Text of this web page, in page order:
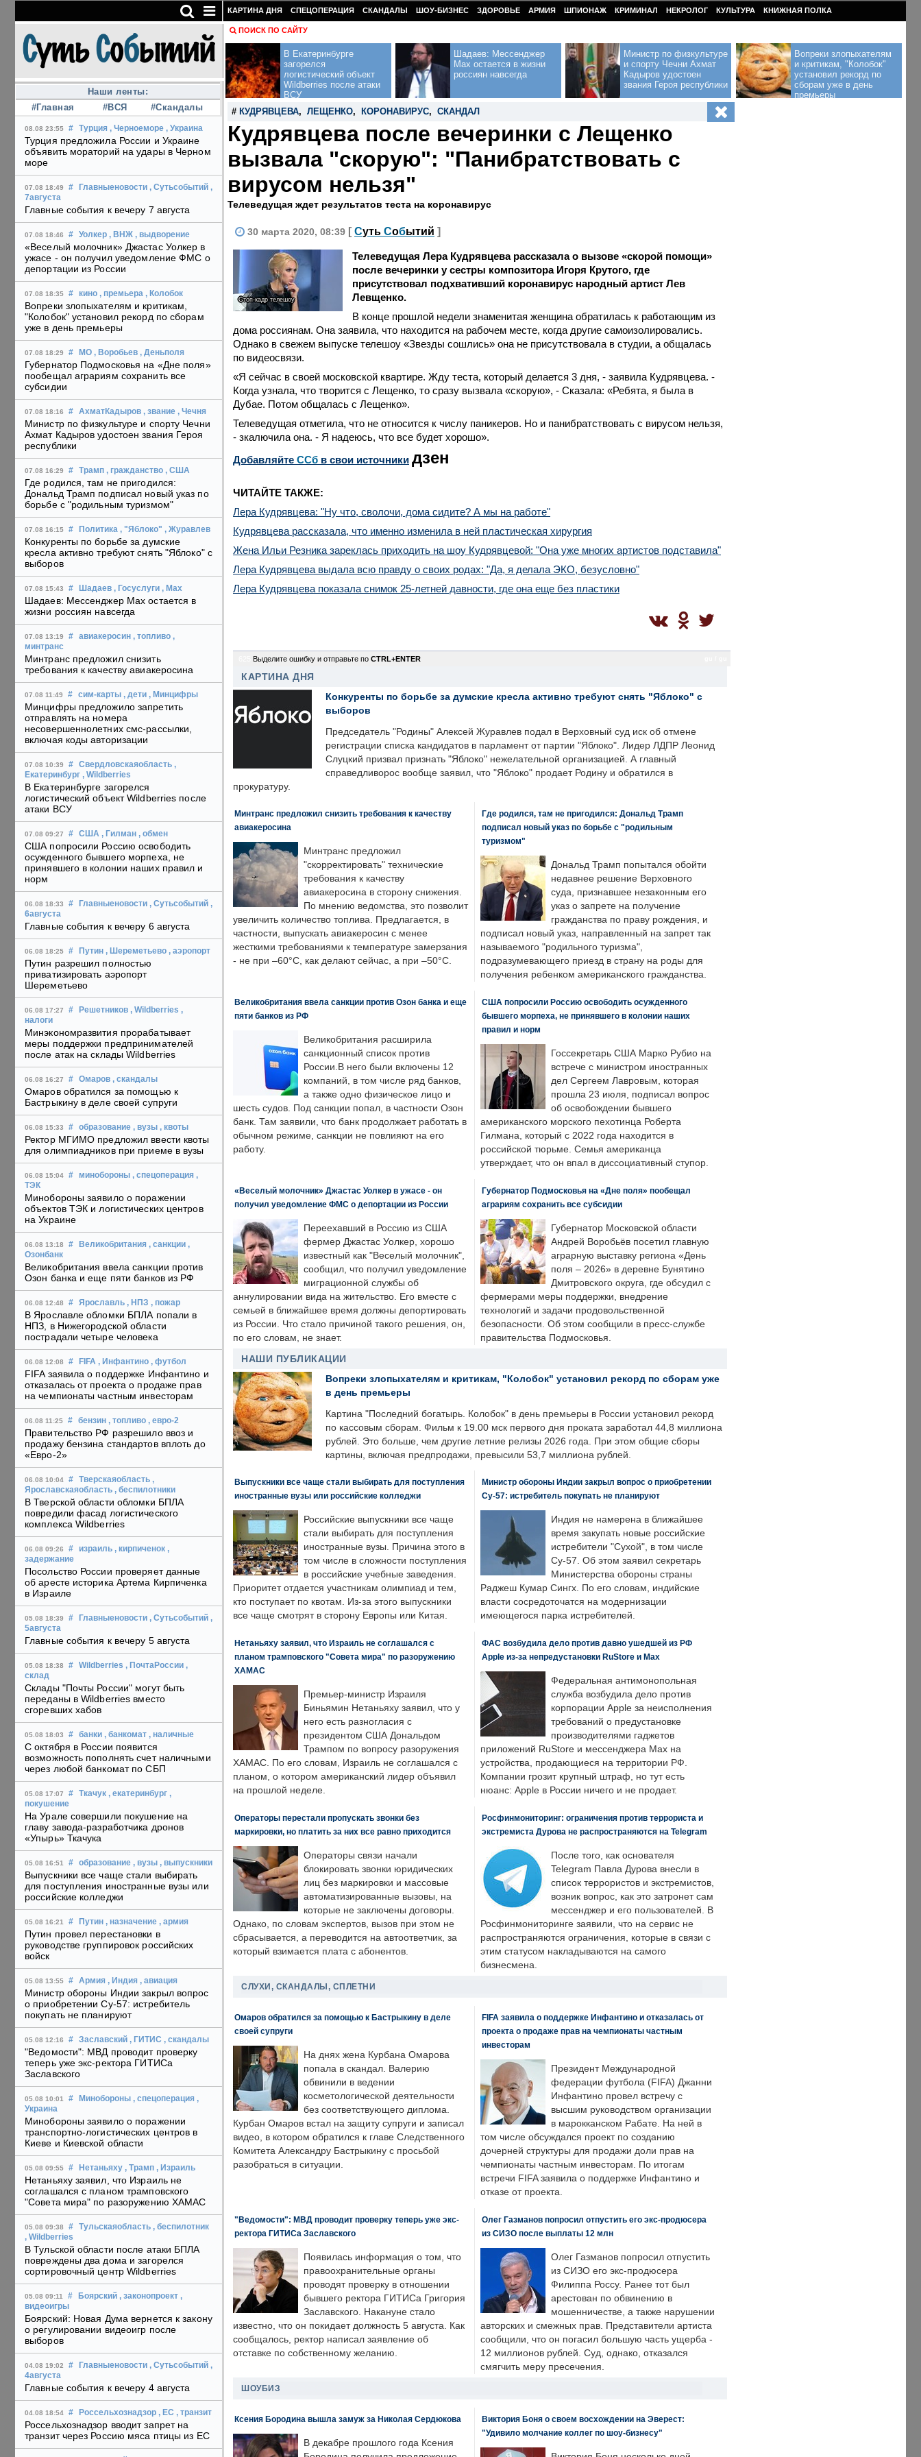
Наши ленты:
#Главная
#ВСЯ #Скандалы
08.08 23:55 # Турция , Черноеморе , Украина
Турция предложила России и Украине
объявить мораторий на удары в Черном
море
07.08 18:49 # Главныеновости , Сутьсобытий ,
7августа
Главные события к вечеру 7 августа
07.08 18:46 # Уолкер , ВНЖ , выдворение
«Веселый молочник» Джастас Уолкер в
ужасе - он получил уведомление ФМС о
депортации из России
07.08 18:35 # кино , премьера , Колобок
Вопреки злопыхателям и критикам,
"Колобок" установил рекорд по сборам
уже в день премьеры
07.08 18:29 # МО , Воробьев , Деньполя
Губернатор Подмосковья на «Дне поля»
пообещал аграриям сохранить все
субсидии
07.08 18:16 # АхматКадыров , звание , Чечня
Министр по физкультуре и спорту Чечни
Ахмат Кадыров удостоен звания Героя
республики
07.08 16:29 # Трамп , гражданство , США
Где родился, там не пригодился:
Дональд Трамп подписал новый указ по
борьбе с "родильным туризмом"
07.08 16:15 # Политика , "Яблоко" , Журавлев
Конкуренты по борьбе за думские
кресла активно требуют снять "Яблоко" с
выборов
07.08 15:43 # Шадаев , Госуслуги , Max
Шадаев: Мессенджер Max остается в
жизни россиян навсегда
07.08 13:19 # авиакеросин , топливо ,
минтранс
Минтранс предложил снизить
требования к качеству авиакеросина
07.08 11:49 # сим-карты , дети , Минцифры
Минцифры предложило запретить
отправлять на номера
несовершеннолетних смс-рассылки,
включая коды авторизации
07.08 10:39 # Свердловскаяобласть ,
Екатеринбург , Wildberries
В Екатеринбурге загорелся
логистический объект Wildberries после
атаки ВСУ
07.08 09:27 # США , Гилман , обмен
США попросили Россию освободить
осужденного бывшего морпеха, не
принявшего в колонии наших правил и
норм
06.08 18:33 # Главныеновости , Сутьсобытий ,
6августа
Главные события к вечеру 6 августа
06.08 18:25 # Путин , Шереметьево , аэропорт
Путин разрешил полностью
приватизировать аэропорт
Шереметьево
06.08 17:27 # Решетников , Wildberries ,
налоги
Минэкономразвития прорабатывает
меры поддержки предпринимателей
после атак на склады Wildberries
06.08 16:27 # Омаров , скандалы
Омаров обратился за помощью к
Бастрыкину в деле своей супруги
06.08 15:33 # образование , вузы , квоты
Ректор МГИМО предложил ввести квоты
для олимпиадников при приеме в вузы
06.08 15:04 # минобороны , спецоперация ,
ТЭК
Минобороны заявило о поражении
объектов ТЭК и логистических центров
на Украине
06.08 13:18 # Великобритания , санкции ,
Озонбанк
Великобритания ввела санкции против
Озон банка и еще пяти банков из РФ
06.08 12:48 # Ярославль , НПЗ , пожар
В Ярославле обломки БПЛА попали в
НПЗ, в Нижегородской области
пострадали четыре человека
06.08 12:08 # FIFA , Инфантино , футбол
FIFA заявила о поддержке Инфантино и
отказалась от проекта о продаже прав
на чемпионаты частным инвесторам
06.08 11:25 # бензин , топливо , евро-2
Правительство РФ разрешило ввоз и
продажу бензина стандартов вплоть до
«Евро-2»
06.08 10:04 # Тверскаяобласть ,
Ярославскаяобласть , беспилотники
В Тверской области обломки БПЛА
повредили фасад логистического
комплекса Wildberries
06.08 09:26 # израиль , кирпиченок ,
задержание
Посольство России проверяет данные
об аресте историка Артема Кирпиченка
в Израиле
05.08 18:39 # Главныеновости , Сутьсобытий ,
5августа
Главные события к вечеру 5 августа
05.08 18:38 # Wildberries , ПочтаРоссии ,
склад
Склады "Почты России" могут быть
переданы в Wildberries вместо
сгоревших хабов
05.08 18:03 # банки , банкомат , наличные
С октября в России появится
возможность пополнять счет наличными
через любой банкомат по СБП
05.08 17:07 # Ткачук , екатеринбург ,
покушение
На Урале совершили покушение на
главу завода-разработчика дронов
«Упырь» Ткачука
05.08 16:51 # образование , вузы , выпускники
Выпускники все чаще стали выбирать
для поступления иностранные вузы или
российские колледжи
05.08 16:21 # Путин , назначение , армия
Путин провел перестановки в
руководстве группировок российских
войск
05.08 13:55 # Армия , Индия , авиация
Министр обороны Индии закрыл вопрос
о приобретении Су-57: истребитель
покупать не планируют
05.08 12:16 # Заславский , ГИТИС , скандалы
"Ведомости": МВД проводит проверку
теперь уже экс-ректора ГИТИСа
Заславского
05.08 10:01 # Минобороны , спецоперация ,
Украина
Минобороны заявило о поражении
транспортно-логистических центров в
Киеве и Киевской области
05.08 09:55 # Нетаньяху , Трамп , Израиль
Нетаньяху заявил, что Израиль не
соглашался с планом трамповского
"Совета мира" по разоружению ХАМАС
05.08 09:38 # Тульскаяобласть , беспилотник
, Wildberries
В Тульской области после атаки БПЛА
повреждены два дома и загорелся
сортировочный центр Wildberries
05.08 09:11 # Боярский , законопроект ,
видеоигры
Боярский: Новая Дума вернется к закону
о регулировании видеоигр после
выборов
04.08 19:02 # Главныеновости , Сутьсобытий ,
4августа
Главные события к вечеру 4 августа
04.08 18:54 # Россельхознадзор , ЕС , транзит
Россельхознадзор вводит запрет на
транзит через Россию мяса птицы из ЕС
КАРТИНА ДНЯ СПЕЦОПЕРАЦИЯ СКАНДАЛЫ ШОУ-БИЗНЕС ЗДОРОВЬЕ АРМИЯ ШПИОНАЖ КРИМИНАЛ НЕКРОЛОГ КУЛЬТУРА КНИЖНАЯ ПОЛКА
ПОИСК ПО САЙТУ
В Екатеринбурге
загорелся
логистический объект
Wildberries после атаки
ВСУ
Шадаев: Мессенджер
Max остается в жизни
россиян навсегда
Министр по физкультуре
и спорту Чечни Ахмат
Кадыров удостоен
звания Героя республики
Вопреки злопыхателям
и критикам, "Колобок"
установил рекорд по
сборам уже в день
премьеры
# КУДРЯВЦЕВА, ЛЕЩЕНКО, КОРОНАВИРУС, СКАНДАЛ
Кудрявцева после вечеринки с Лещенко
вызвала "скорую": "Панибратствовать с
вирусом нельзя"
Телеведущая ждет результатов теста на коронавирус
30 марта 2020, 08:39 [ Суть Событий ]
Стоп-кадр телешоу
Телеведущая Лера Кудрявцева рассказала о вызове «скорой помощи»
после вечеринки у сестры композитора Игоря Крутого, где
присутствовал подхвативший коронавирус народный артист Лев
Левщенко.
В конце прошлой недели знаменитая женщина обратилась к работающим из
дома россиянам. Она заявила, что находится на рабочем месте, когда другие самоизолировались.
Однако в свежем выпуске телешоу «Звезды сошлись» она не присутствовала в студии, а общалась
по видеосвязи.
«Я сейчас в своей московской квартире. Жду теста, который делается 3 дня, - заявила Кудрявцева. -
Когда узнала, что творится с Лещенко, то сразу вызвала «скорую», - Сказала: «Ребята, я была в
Дубае. Потом общалась с Лещенко».
Телеведущая отметила, что не относится к числу паникеров. Но и панибратствовать с вирусом нельзя,
- зкалючила она. - Я надеюсь, что все будет хорошо».
Добавляйте CСб в свои источники дзен
ЧИТАЙТЕ ТАКЖЕ:
Лера Кудрявцева: "Ну что, сволочи, дома сидите? А мы на работе"
Кудрявцева рассказала, что именно изменила в ней пластическая хирургия
Жена Ильи Резника зареклась приходить на шоу Кудрявцевой: "Она уже многих артистов подставила"
Лера Кудрявцева выдала всю правду о своих родах: "Да, я делала ЭКО, безусловно"
Лера Кудрявцева показала снимок 25-летней давности, где она еще без пластики
Выделите ошибку и отправьте по CTRL+ENTER
КАРТИНА ДНЯ
Конкуренты по борьбе за думские кресла активно требуют снять "Яблоко" с
выборов
Председатель "Родины" Алексей Журавлев подал в Верховный суд иск об отмене
регистрации списка кандидатов в парламент от партии "Яблоко". Лидер ЛДПР Леонид
Слуцкий призвал признать "Яблоко" нежелательной организацией. А главный
справедливорос вообще заявил, что "Яблоко" продает Родину и обратился в
прокуратуру.
Минтранс предложил снизить требования к качеству
авиакеросина
Минтранс предложил
"скорректировать" технические
требования к качеству
авиакеросина в сторону снижения.
По мнению ведомства, это позволит
увеличить количество топлива. Предлагается, в
частности, выпускать авиакеросин с менее
жесткими требованиями к температуре замерзания
- не при –60°C, как делают сейчас, а при –50°C.
Где родился, там не пригодился: Дональд Трамп
подписал новый указ по борьбе с "родильным
туризмом"
Дональд Трамп попытался обойти
недавнее решение Верховного
суда, признавшее незаконным его
указ о запрете на получение
гражданства по праву рождения, и
подписал новый указ, направленный на запрет так
называемого "родильного туризма",
подразумевающего приезд в страну на роды для
получения ребенком американского гражданства.
Великобритания ввела санкции против Озон банка и еще
пяти банков из РФ
Великобритания расширила
санкционный список против
России.В него были включены 12
компаний, в том числе ряд банков,
а также одно физическое лицо и
шесть судов. Под санкции попал, в частности Озон
банк. Там заявили, что банк продолжает работать в
обычном режиме, санкции не повлияют на его
работу.
США попросили Россию освободить осужденного
бывшего морпеха, не принявшего в колонии наших
правил и норм
Госсекретарь США Марко Рубио на
встрече с министром иностранных
дел Сергеем Лавровым, которая
прошла 23 июля, подписал вопрос
об освобождении бывшего
американского морского пехотинца Роберта
Гилмана, который с 2022 года находится в
российской тюрьме. Семья американца
утверждает, что он впал в диссоциативный ступор.
«Веселый молочник» Джастас Уолкер в ужасе - он
получил уведомление ФМС о депортации из России
Переехавший в Россию из США
фермер Джастас Уолкер, хорошо
известный как "Веселый молочник",
сообщил, что получил уведомление
миграционной службы об
аннулировании вида на жительство. Его вместе с
семьей в ближайшее время должны депортировать
из России. Что стало причиной такого решения, он,
по его словам, не знает.
Губернатор Подмосковья на «Дне поля» пообещал
аграриям сохранить все субсидии
Губернатор Московской области
Андрей Воробьёв посетил главную
аграрную выставку региона «День
поля – 2026» в деревне Бунятино
Дмитровского округа, где обсудил с
фермерами меры поддержки, внедрение
технологий и задачи продовольственной
безопасности. Об этом сообщили в пресс-службе
правительства Подмосковья.
НАШИ ПУБЛИКАЦИИ
Вопреки злопыхателям и критикам, "Колобок" установил рекорд по сборам уже
в день премьеры
Картина "Последний богатырь. Колобок" в день премьеры в России установил рекорд
по кассовым сборам. Фильм к 19.00 мск первого дня проката заработал 44,8 миллиона
рублей. Это больше, чем другие летние релизы 2026 года. При этом общие сборы
картины, включая предпродажи, превысили 53,7 миллиона рублей.
Выпускники все чаще стали выбирать для поступления
иностранные вузы или российские колледжи
Российские выпускники все чаще
стали выбирать для поступления
иностранные вузы. Причина этого в
том числе в сложности поступления
в российские учебные заведения.
Приоритет отдается участникам олимпиад и тем,
кто поступает по квотам. Из-за этого выпускники
все чаще смотрят в сторону Европы или Китая.
Министр обороны Индии закрыл вопрос о приобретении
Су-57: истребитель покупать не планируют
Индия не намерена в ближайшее
время закупать новые российские
истребители "Сухой", в том числе
Су-57. Об этом заявил секретарь
Министерства обороны страны
Раджеш Кумар Сингх. По его словам, индийские
власти сосредоточатся на модернизации
имеющегося парка истребителей.
Нетаньяху заявил, что Израиль не соглашался с
планом трамповского "Совета мира" по разоружению
ХАМАС
Премьер-министр Израиля
Биньямин Нетаньяху заявил, что у
него есть разногласия с
президентом США Дональдом
Трампом по вопросу разоружения
ХАМАС. По его словам, Израиль не соглашался с
планом, о котором американский лидер объявил
на прошлой неделе.
ФАС возбудила дело против давно ушедшей из РФ
Apple из-за непредустановки RuStore и Max
Федеральная антимонопольная
служба возбудила дело против
корпорации Apple за неисполнения
требований о предустановке
производителями гаджетов
приложений RuStore и мессенджера Max на
устройства, продающиеся на территории РФ.
Компании грозит крупный штраф, но тут есть
нюанс: Apple в России ничего и не продает.
Операторы перестали пропускать звонки без
маркировки, но платить за них все равно приходится
Операторы связи начали
блокировать звонки юридических
лиц без маркировки и массовые
автоматизированные вызовы, на
которые не заключены договоры.
Однако, по словам экспертов, вызов при этом не
сбрасывается, а переводится на автоответчик, за
который взимается плата с абонентов.
Росфинмониторинг: ограничения против террориста и
экстремиста Дурова не распространяются на Telegram
После того, как основателя
Telegram Павла Дурова внесли в
список террористов и экстремистов,
возник вопрос, как это затронет сам
мессенджер и его пользователей. В
Росфинмониторинге заявили, что на сервис не
распространяются ограничения, которые в связи с
этим статусом накладываются на самого
бизнесмена.
СЛУХИ, СКАНДАЛЫ, СПЛЕТНИ
Омаров обратился за помощью к Бастрыкину в деле
своей супруги
На днях жена Курбана Омарова
попала в скандал. Валерию
обвинили в ведении
косметологической деятельности
без соответствующего диплома.
Курбан Омаров встал на защиту супруги и записал
видео, в котором обратился к главе Следственного
Комитета Александру Бастрыкину с просьбой
разобраться в ситуации.
FIFA заявила о поддержке Инфантино и отказалась от
проекта о продаже прав на чемпионаты частным
инвесторам
Президент Международной
федерации футбола (FIFA) Джанни
Инфантино провел встречу с
высшим руководством организации
в марокканском Рабате. На ней в
том числе обсуждался проект по созданию
дочерней структуры для продажи доли прав на
чемпионаты частным инвесторам. По итогам
встречи FIFA заявила о поддержке Инфантино и
отказе от проекта.
"Ведомости": МВД проводит проверку теперь уже экс-
ректора ГИТИСа Заславского
Появилась информация о том, что
правоохранительные органы
проводят проверку в отношении
бывшего ректора ГИТИСа Григория
Заславского. Накануне стало
известно, что он покидает должность 5 августа. Как
сообщалось, ректор написал заявление об
отставке по собственному желанию.
Олег Газманов попросил отпустить его экс-продюсера
из СИЗО после выплаты 12 млн
Олег Газманов попросил отпустить
из СИЗО его экс-продюсера
Филиппа Россу. Ранее тот был
арестован по обвинению в
мошенничестве, а также нарушении
авторских и смежных прав. Представители артиста
сообщили, что он погасил большую часть ущерба -
12 миллионов рублей. Суд, однако, отказался
смягчить меру пресечения.
ШОУБИЗ
Ксения Бородина вышла замуж за Николая Сердюкова
В декабре прошлого года Ксения
Виктория Боня о своем восхождении на Эверест:
"Удивило молчание коллег по шоу-бизнесу"